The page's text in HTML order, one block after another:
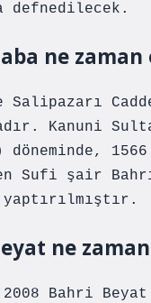
defnedilecek.
ne zaman
Salipazarı
Kanuni
döneminde,
Sufi şair
ne
Bahri